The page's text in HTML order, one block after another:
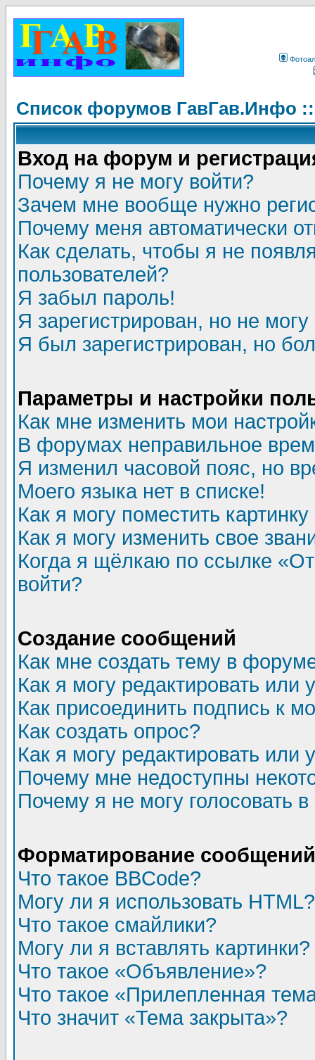
Список форумов ГавГав.Инфо
Вход на форум и
Почему я не могу войти?
Зачем мне вообще нужно
Почему меня автоматически
Как сделать, чтобы я не
пользователей?
Я забыл пароль!
Я зарегистрирован, но не могу
Я был зарегистрирован, но
Параметры и настройки
Как мне изменить мои
В форумах неправильное
Я изменил часовой пояс, но
Моего языка нет в списке!
Как я могу поместить
Как я могу изменить свое
Когда я щёлкаю по ссылке
войти?
Создание сообщений
Как мне создать тему в
Как я могу редактировать или
Как присоединить подпись к
Как создать опрос?
Как я могу редактировать или
Почему мне недоступны
Почему я не могу голосовать
Форматирование
Что такое BBCode?
Могу ли я использовать HTML?
Что такое смайлики?
Могу ли я вставлять картинки?
Что такое «Объявление»?
Что такое «Прилепленная
Что значит «Тема закрыта»?